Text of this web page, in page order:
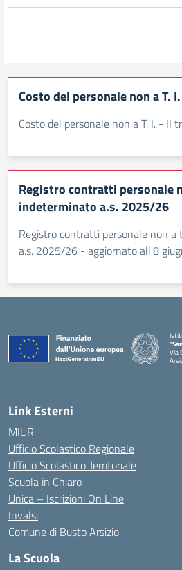
Costo del personale non a T.
Costo del personale non a T. I. - II
Registro contratti personale
indeterminato a.s. 2025/26
Registro contratti personale non
a.s. 2025/26 - aggiornato all'8
Via
Link Esterni
MIUR
Ufficio Scolastico Regionale
Ufficio Scolastico Territoriale
Scuola in Chiaro
Unica – Iscrizioni On Line
Invalsi
Comune di Busto Arsizio
La Scuola